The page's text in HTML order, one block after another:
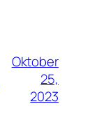
Oktober
25,
2023